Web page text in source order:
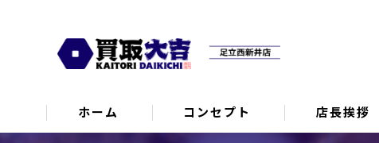
ホーム コンセプト 店長挨拶